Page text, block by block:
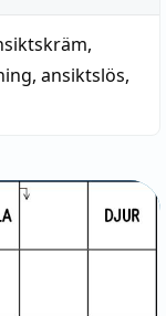
,
, ansiktslös,